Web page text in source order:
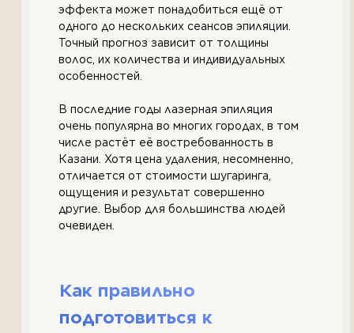
эффекта может понадобиться ещё от
одного до нескольких сеансов эпиляции.
Точный прогноз зависит от толщины
волос, их количества и индивидуальных
особенностей.
В последние годы лазерная эпиляция
очень популярна во многих городах, в том
числе растёт её востребованность в
Казани. Хотя цена удаления, несомненно,
отличается от стоимости шугаринга,
ощущения и результат совершенно
другие. Выбор для большинства людей
очевиден.
Как правильно
подготовиться к